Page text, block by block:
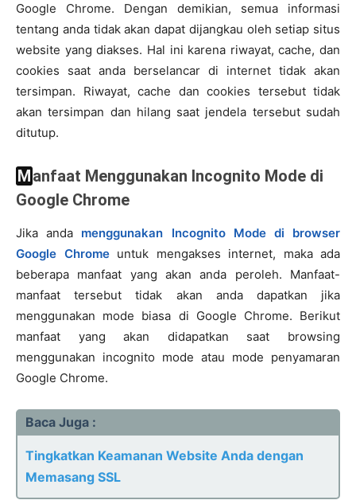
Google Chrome. Dengan demikian, semua informasi
tentang anda tidak akan dapat dijangkau oleh setiap situs
website yang diakses. Hal ini karena riwayat, cache, dan
cookies saat anda berselancar di internet tidak akan
tersimpan. Riwayat, cache dan cookies tersebut tidak
akan tersimpan dan hilang saat jendela tersebut sudah
ditutup.
Manfaat Menggunakan Incognito Mode di
Google Chrome
Jika anda menggunakan Incognito Mode di browser
Google Chromeuntuk mengakses internet, maka ada
beberapa manfaat yang akan anda peroleh. Manfaat-
manfaat tersebut tidak akan anda dapatkan jika
menggunakan mode biasa di Google Chrome. Berikut
manfaat yang akan didapatkan saat browsing
menggunakan incognito mode atau mode penyamaran
Google Chrome.
Baca Juga :
Tingkatkan Keamanan Website Anda dengan
Memasang SSL